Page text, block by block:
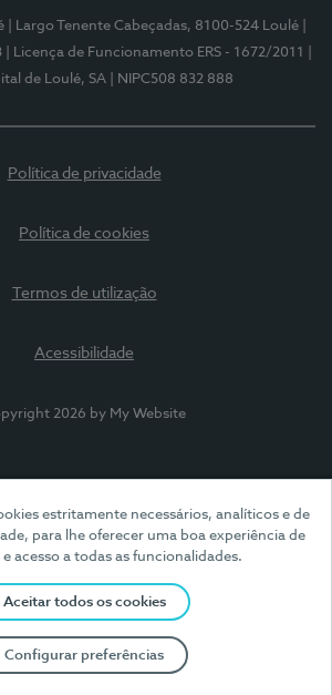
estritamente necessários, analíticos e de
para lhe oferecer uma boa experiência de
acesso a todas as funcionalidades.
Aceitar todos os cookies
Configurar preferências
| Largo Tenente Cabeçadas, 8100-524 Loulé
| Licença de Funcionamento ERS - 1672/2011
de Loulé, SA
| NIPC508 832 888
Política de privacidade
Política de cookies
Termos de utilização
Acessibilidade
2026 by My Website